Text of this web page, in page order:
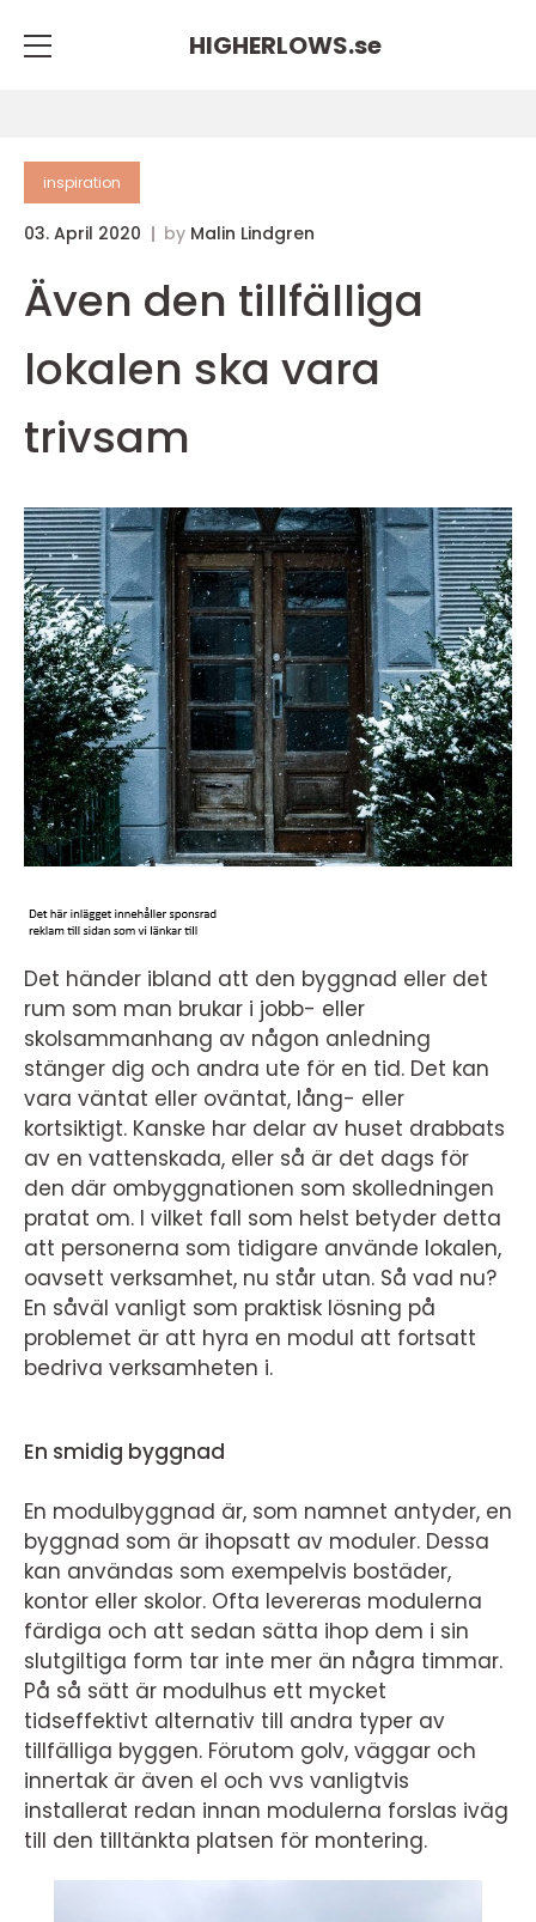
HIGHERLOWS.se
inspiration
03. April 2020 by Malin Lindgren
Även den tillfälliga
lokalen ska vara
trivsam
Det händer ibland att den byggnad eller det
rum som man brukar i jobb- eller
skolsammanhang av någon anledning
stänger dig och andra ute för en tid. Det kan
vara väntat eller oväntat, lång- eller
kortsiktigt. Kanske har delar av huset drabbats
av en vattenskada, eller så är det dags för
den där ombyggnationen som skolledningen
pratat om. I vilket fall som helst betyder detta
att personerna som tidigare använde lokalen,
oavsett verksamhet, nu står utan. Så vad nu?
En såväl vanligt som praktisk lösning på
problemet är att hyra en modul att fortsatt
bedriva verksamheten i.
En smidig byggnad
En modulbyggnad är, som namnet antyder, en
byggnad som är ihopsatt av moduler. Dessa
kan användas som exempelvis bostäder,
kontor eller skolor. Ofta levereras modulerna
färdiga och att sedan sätta ihop dem i sin
slutgiltiga form tar inte mer än några timmar.
På så sätt är modulhus ett mycket
tidseffektivt alternativ till andra typer av
tillfälliga byggen. Förutom golv, väggar och
innertak är även el och vvs vanligtvis
installerat redan innan modulerna forslas iväg
till den tilltänkta platsen för montering.